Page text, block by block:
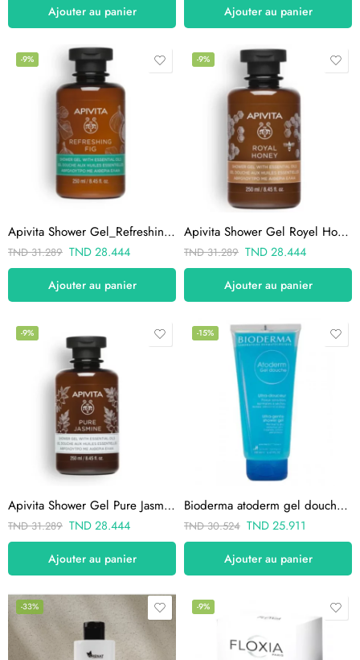
Ajouter au panier Ajouter au panier
-9%
Apivita Shower Gel_Refreshing Fig 250ml
TND31.289 TND28.444
Ajouter au panier
-9%
Apivita Shower Gel Royel Honey 250ml
TND31.289 TND28.444
Ajouter au panier
-9%
Apivita Shower Gel Pure Jasmine 250ml
TND31.289 TND28.444
Ajouter au panier
-15%
Bioderma atoderm gel douche 200ml
TND30.524 TND25.911
Ajouter au panier
-33% -9%